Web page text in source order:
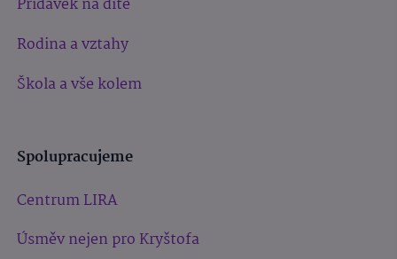
Rodina a vztahy
Škola a vše kolem
Spolupracujeme
Centrum LIRA
Úsměv nejen pro Kryštofa